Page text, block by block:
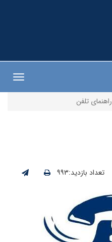
راهنمای تلفن
تعداد بازدید:۹۹۳